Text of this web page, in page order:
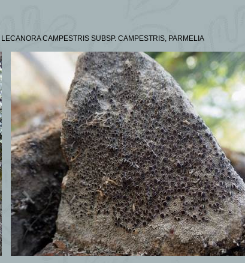
LECANORA CAMPESTRIS SUBSP. CAMPESTRIS, PARMELIA